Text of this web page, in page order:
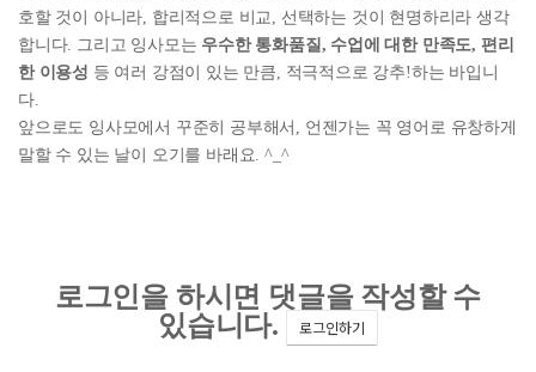
호할 것이 아니라, 합리적으로 비교, 선택하는 것이 현명하리라 생각
합니다. 그리고 잉사모는 우수한 통화품질, 수업에 대한 만족도, 편리
한 이용성 등 여러 강점이 있는 만큼, 적극적으로 강추!하는 바입니
다.
앞으로도 잉사모에서 꾸준히 공부해서, 언젠가는 꼭 영어로 유창하게
말할 수 있는 날이 오기를 바래요. ^_^